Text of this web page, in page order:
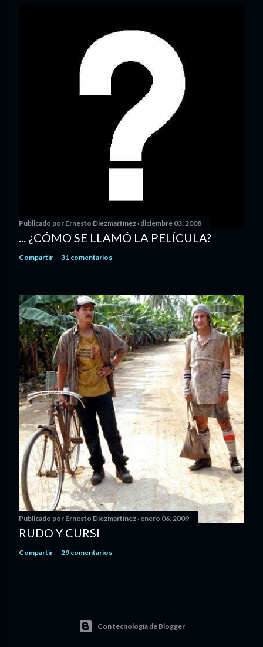
Publicado por Ernesto Diezmartínez diciembre 03, 2008
... ¿CÓMO SE LLAMÓ LA PELÍCULA?
Compartir 31 comentarios
Publicado por Ernesto Diezmartínez enero 06, 2009
RUDO Y CURSI
Compartir 29 comentarios
Con tecnología de Blogger